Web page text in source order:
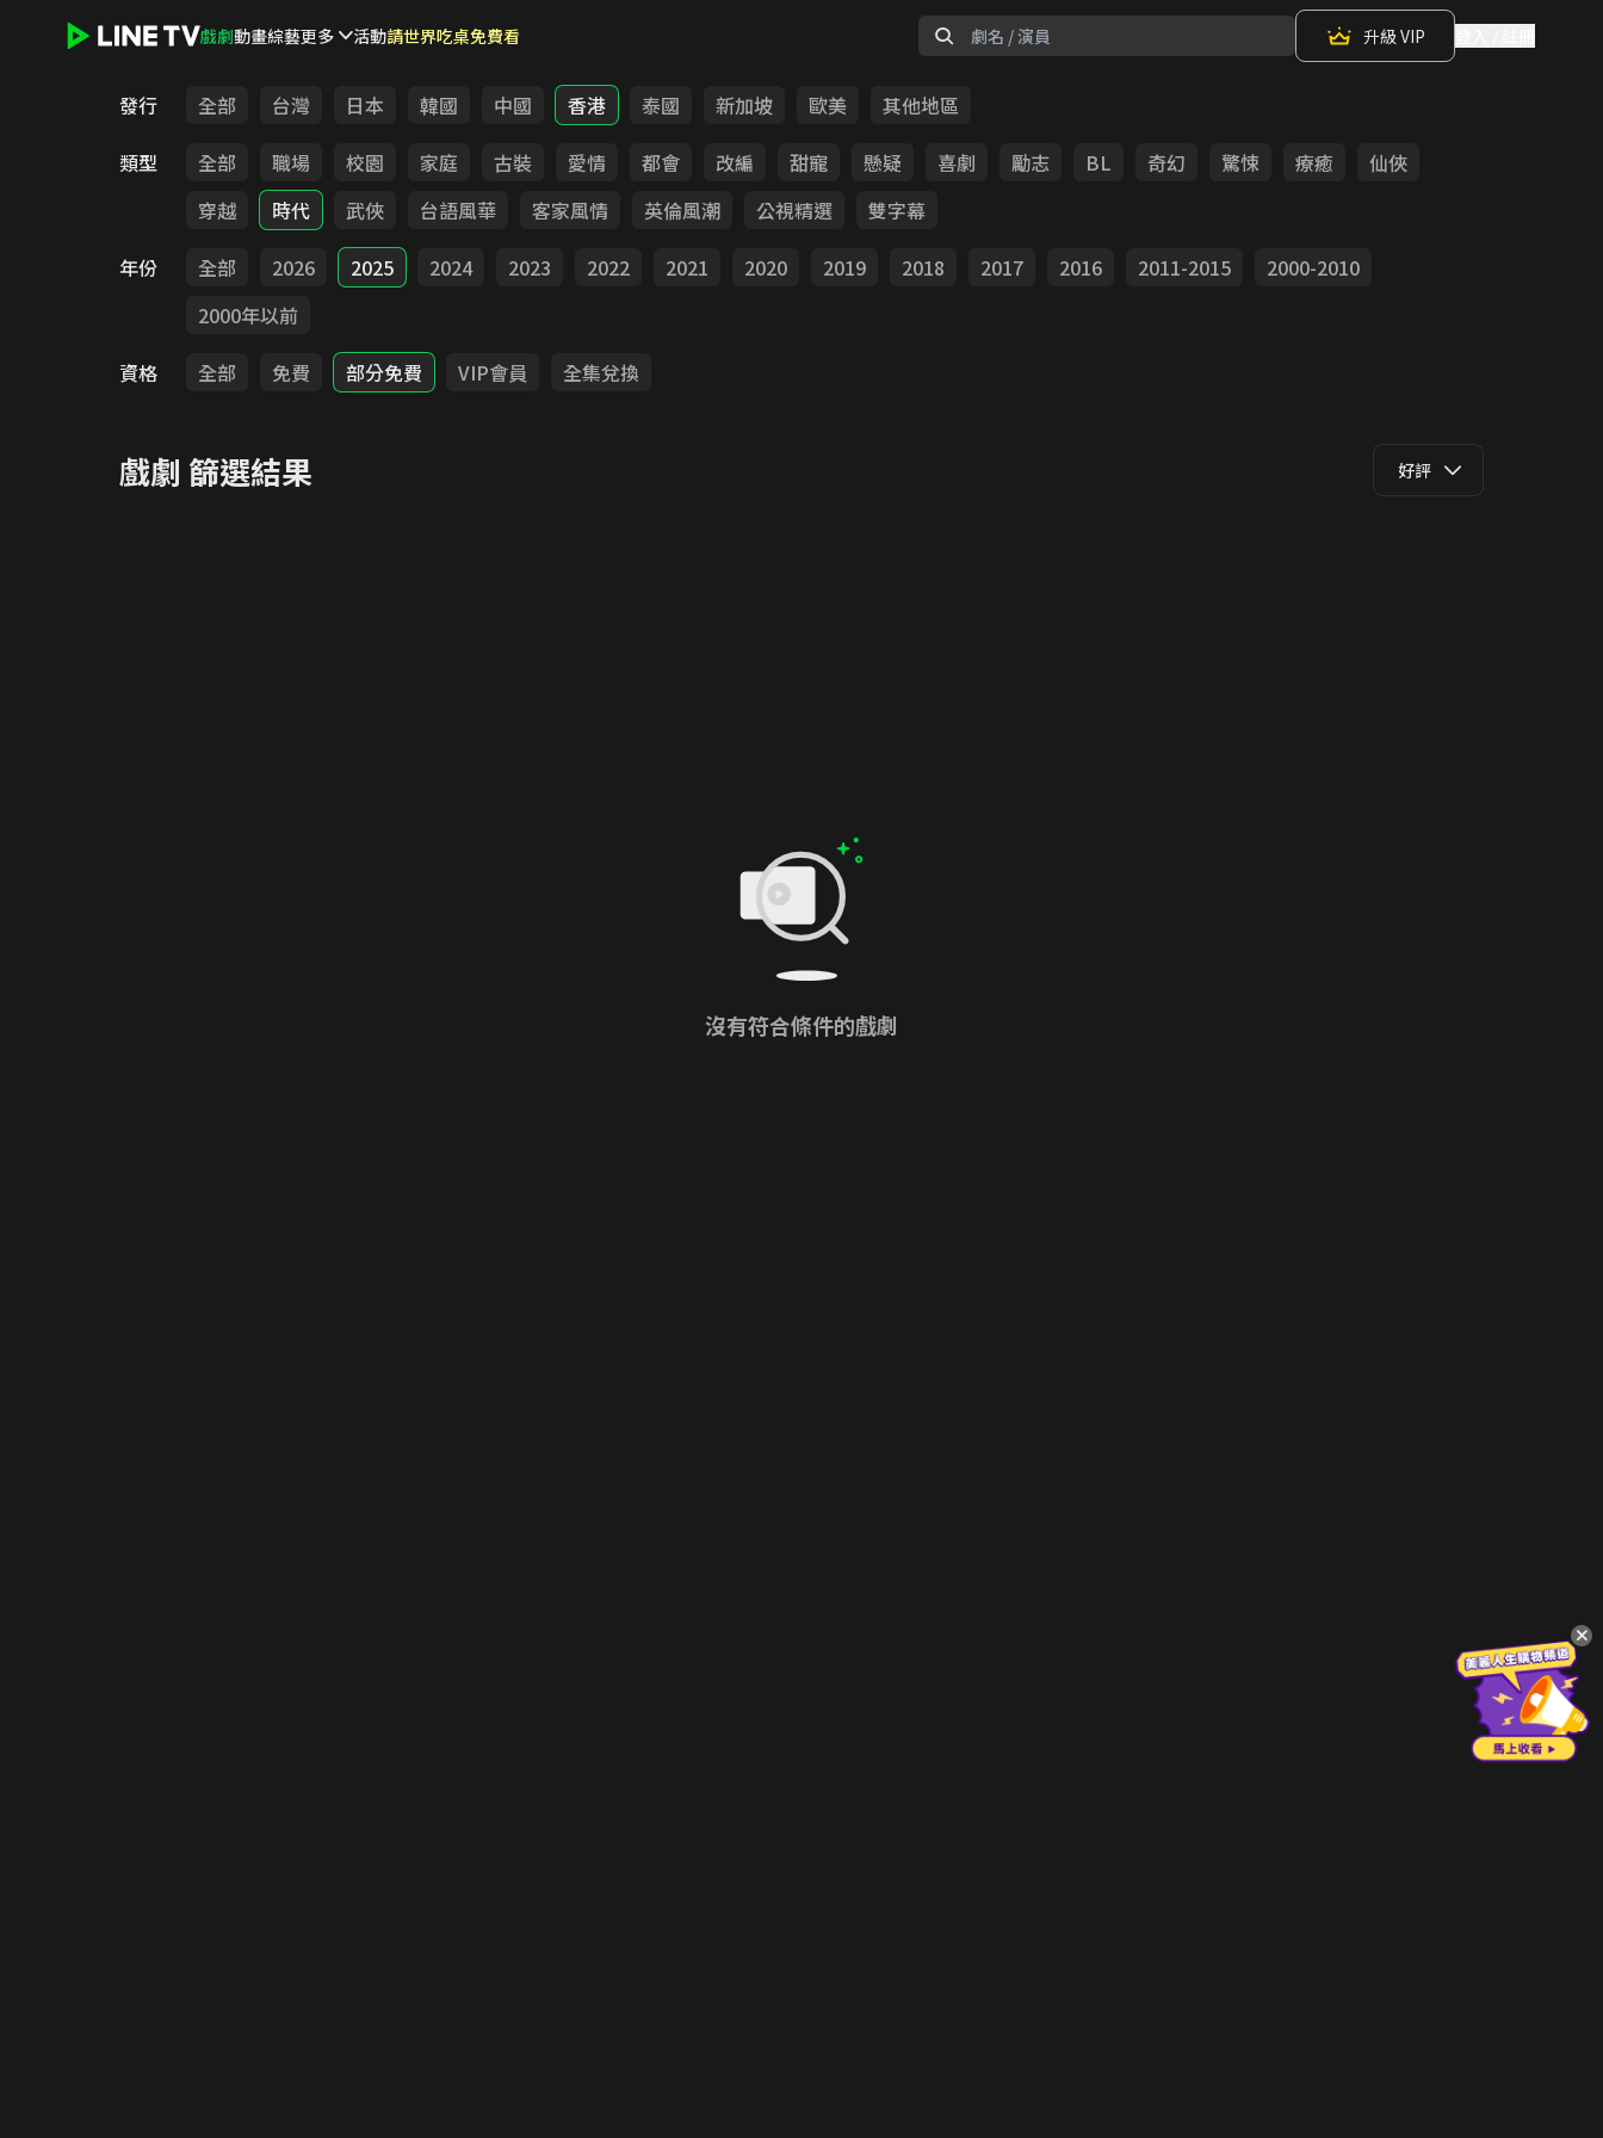
戲劇動畫綜藝更多 活動請世界吃桌免費看 升級 VIP
發行 全部 台灣 日本 韓國 中國 香港 泰國 新加坡 歐美
其他地區
類型
全部 職場 校園 家庭 古裝 愛情 都會 改編 甜寵 懸疑 喜劇 勵志 BL 奇幻 驚悚 療癒
仙俠
穿越
時代 武俠 台語風華 客家風情 英倫風潮 公視精選
雙字幕
年份
全部 2026 2025 2024 2023 2022 2021 2020 2019 2018 2017 2016 2011-2015
2000-2010
2000年以前
資格
全部 免費 部分免費 VIP會員 全集兌換
戲劇 篩選結果 好評
沒有符合條件的戲劇